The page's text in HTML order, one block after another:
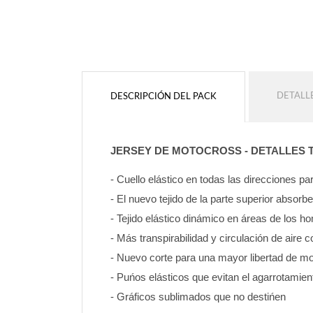
DESCRIPCIÓN DEL PACK
JERSEY DE MOTOCROSS - DETALLES
- Cuello elástico en todas las direcciones
- El nuevo tejido de la parte superior
- Tejido elástico dinámico en áreas de los
- Más transpirabilidad y circulación de aire
- Nuevo corte para una mayor libertad de
- Puńos elásticos que evitan el
- Gráficos sublimados que no destińen